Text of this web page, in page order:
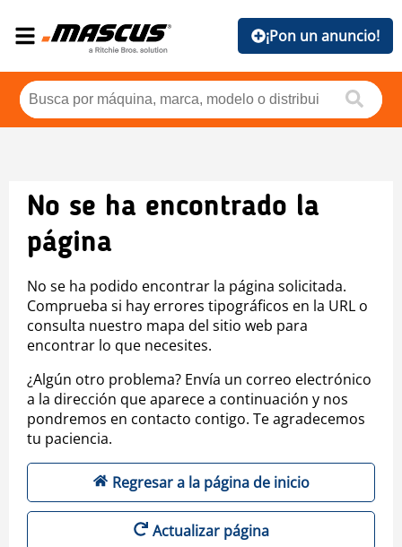
¡Pon un anuncio!
No se ha encontrado la
página
No se ha podido encontrar la página solicitada.
Comprueba si hay errores tipográficos en la URL o
consulta nuestro mapa del sitio web para
encontrar lo que necesites.
¿Algún otro problema? Envía un correo electrónico
a la dirección que aparece a continuación y nos
pondremos en contacto contigo. Te agradecemos
tu paciencia.
Regresar a la página de inicio
Actualizar página